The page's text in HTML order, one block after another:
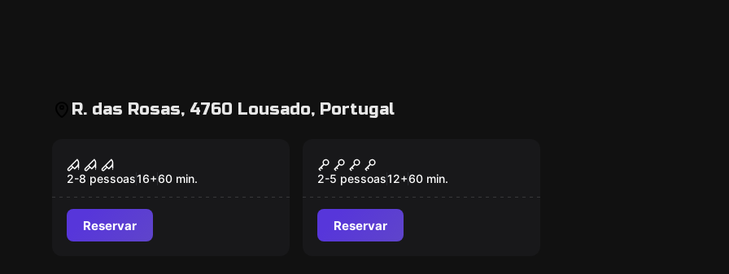
R. das Rosas, 4760 Lousado, Portugal
THE BRIDE
2-8 pessoas16+60 min.
Reservar
PIRATE'S CURSE
2-5 pessoas12+60 min.
Reservar